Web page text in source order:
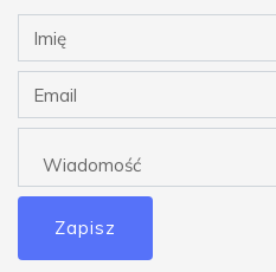
Zapisz